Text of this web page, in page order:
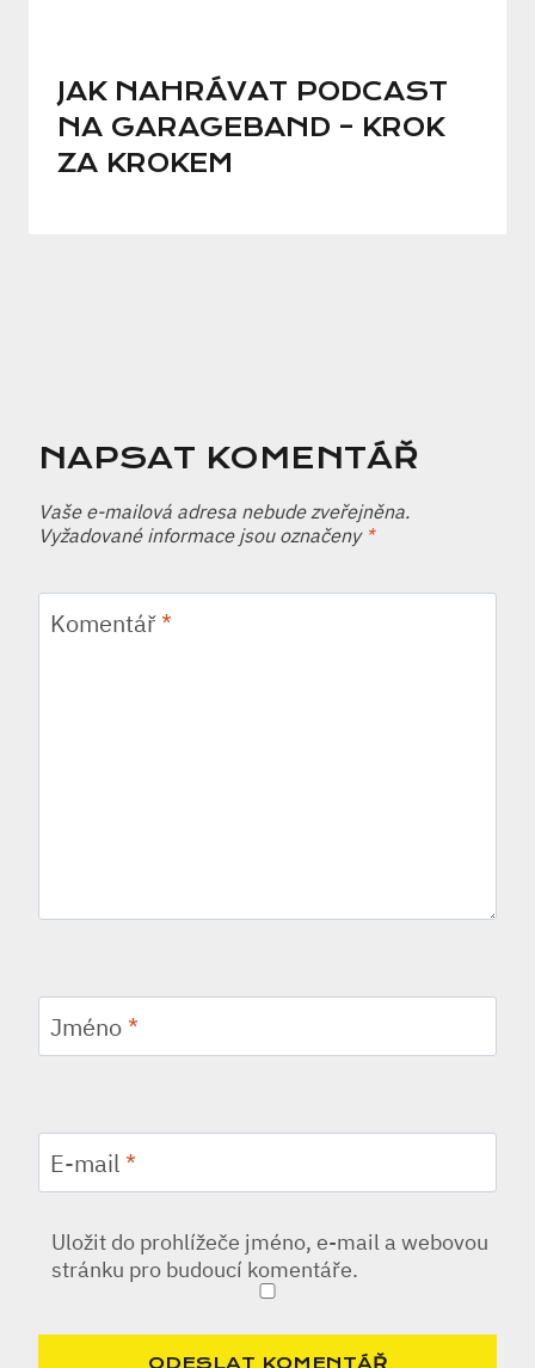
JAK NAHRÁVAT PODCAST
NA GARAGEBAND – KROK
ZA KROKEM
NAPSAT KOMENTÁŘ
Vaše e-mailová adresa nebude zveřejněna.
Vyžadované informace jsou označeny *
Komentář*
Jméno *
E-mail *
Uložit do prohlížeče jméno, e-mail a webovou
stránku pro budoucí komentáře.